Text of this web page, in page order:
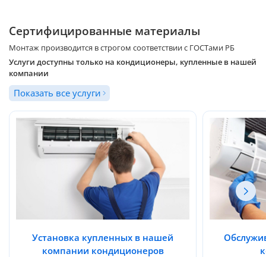
Сертифицированные материалы
Монтаж производится в строгом соответствии с ГОСТами РБ
Услуги доступны только на кондиционеры, купленные в нашей
компании
Установка купленных в нашей
компании кондиционеров
Показать все услуги